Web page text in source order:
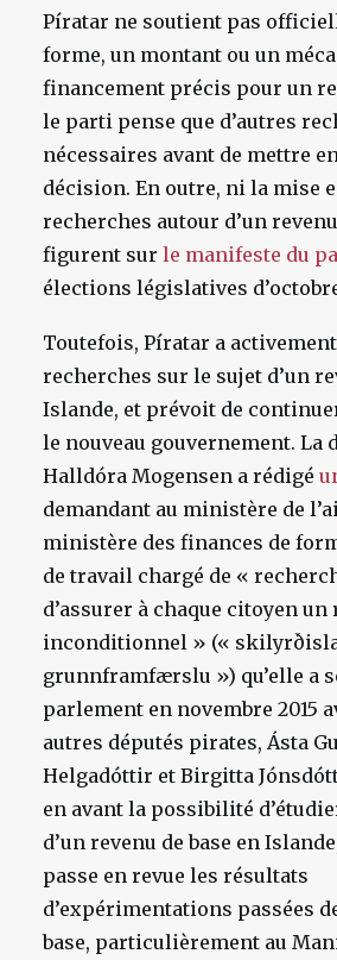
Píratar ne soutient pas
forme, un montant ou un
financement précis pour un
le parti pense que d’autres
nécessaires avant de mettre
décision. En outre, ni la mise
recherches autour d’un
figurent sur le manifeste du
élections législatives
Toutefois, Píratar a
recherches sur le sujet d’un
Islande, et prévoit de
le nouveau gouvernement. La
Halldóra Mogensen a rédigé
demandant au ministère de
ministère des finances de
de travail chargé de «
d’assurer à chaque citoyen un
inconditionnel » («
grunnframfærslu ») qu’elle a
parlement en novembre 2015
autres députés pirates, Ásta
Helgadóttir et Birgitta
en avant la possibilité
d’un revenu de base en
passe en revue les résultats
d’expérimentations passées
base, particulièrement au